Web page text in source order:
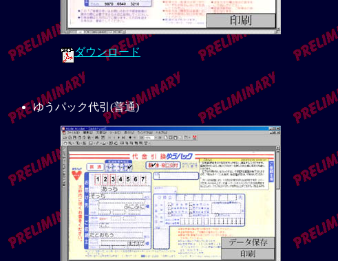
ダウンロード
ゆうパック代引(普通)